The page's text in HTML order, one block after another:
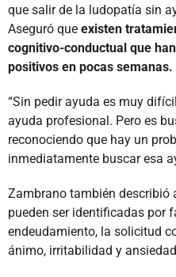
que salir de la ludopatía sin
Aseguró que existen
cognitivo-conductual que
positivos en pocas semanas.
“Sin pedir ayuda es muy
ayuda profesional. Pero es
reconociendo que hay un
inmediatamente buscar esa
Zambrano también describió
pueden ser identificadas por
endeudamiento, la solicitud
ánimo, irritabilidad y